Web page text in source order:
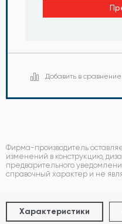
Добавить в сравнение
Фирма-производитель
изменений в конструкцию,
предварительного
справочный характер и не
Характеристики